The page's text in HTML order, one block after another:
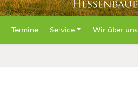
Termine Service Wir über uns